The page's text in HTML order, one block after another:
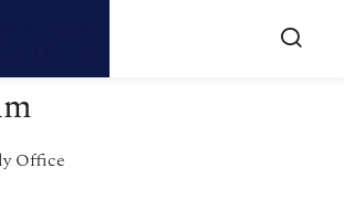
Office